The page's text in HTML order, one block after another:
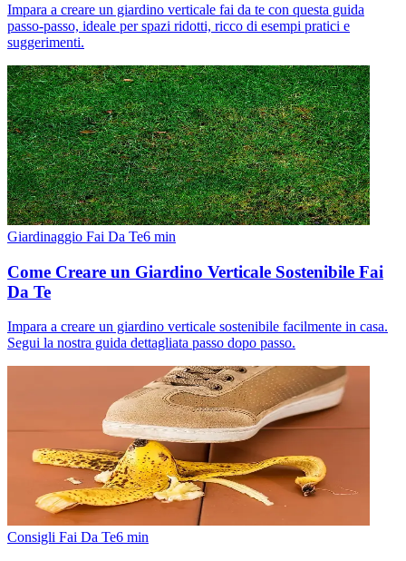
Impara a creare un giardino verticale fai da te con questa guida
passo-passo, ideale per spazi ridotti, ricco di esempi pratici e
suggerimenti.
Giardinaggio Fai Da Te6 min
Come Creare un Giardino Verticale Sostenibile Fai
Da Te
Impara a creare un giardino verticale sostenibile facilmente in casa.
Segui la nostra guida dettagliata passo dopo passo.
Consigli Fai Da Te6 min